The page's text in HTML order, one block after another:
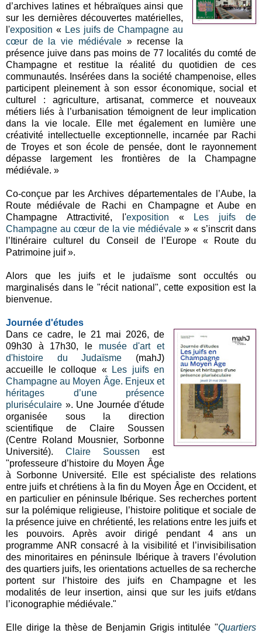
d’archives latines et hébraïques ainsi que
sur les dernières découvertes matérielles,
l'exposition « Les juifs de Champagne au
cœur de la vie médiévale» recense la
présence juive dans pas moins de 77 localités du comté de
Champagne et restitue la réalité du quotidien de ces
communautés. Insérées dans la société champenoise, elles
participent pleinement à son essor économique, social et
culturel : agriculture, artisanat, commerce et nouveaux
métiers liés à l’urbanisation témoignent de leur implication
dans la vie locale. Elle met également en lumière une
créativité intellectuelle exceptionnelle, incarnée par Rachi
de Troyes et son école de pensée, dont le rayonnement
dépasse largement les frontières de la Champagne
médiévale. »
Co-conçue par les Archives départementales de l’Aube, la
Route médiévale de Rachi en Champagne et Aube en
Champagne Attractivité, l'exposition «
Les juifs de
Champagne au cœur de la vie médiévale » « s’inscrit dans
l’Itinéraire culturel du Conseil de l’Europe « Route du
Patrimoine juif ».
Alors que les juifs et le judaïsme sont occultés ou
marginalisés dans le "récit national", cette exposition est la
bienvenue.
Journée d'études
Dans ce cadre, le 21 mai 2026, de
09h30 à 17h30, le musée d'art et
d'histoire du Judaïsme (mahJ)
accueille le colloque «
Les juifs en
Champagne au Moyen Âge. Enjeux et
héritages d’une présence
pluriséculaire ». Une Journée d'étude
organisée sous la direction
scientifique de Claire Soussen
(Centre Roland Mousnier, Sorbonne
Université).Claire Soussen est
"professeure d’histoire du Moyen Âge
à Sorbonne Université. Elle est spécialiste des relations
entre juifs et chrétiens à la fin du Moyen Âge en Occident, et
en particulier en péninsule Ibérique. Ses recherches portent
sur la polémique religieuse, l’histoire politique et sociale de
la présence juive en chrétienté, les relations entre les juifs et
les pouvoirs. Après avoir dirigé pendant 4 ans un
programme ANR consacré à la visibilité et l’invisibilisation
des minoritaires en péninsule Ibérique à travers l’évolution
des quartiers juifs, les orientations actuelles de sa recherche
portent sur l’histoire des juifs en Champagne et les
modalités de leur insertion, ainsi que sur les juifs et/dans
l’iconographie médiévale."
Elle dirige la thèse de Benjamin Grigis intitulée "Quartiers